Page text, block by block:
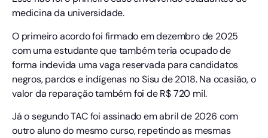
medicina da universidade.
O primeiro acordo foi firmado em dezembro de 2025
com uma estudante que também teria ocupado de
forma indevida uma vaga reservada para candidatos
negros, pardos e indígenas no Sisu de 2018. Na ocasião, o
valor da reparação também foi de R$ 720 mil.
Já o segundo TAC foi assinado em abril de 2026 com
outro aluno do mesmo curso, repetindo as mesmas